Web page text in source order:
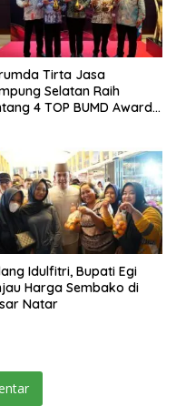
Tirta Jasa
Selatan Raih
4 TOP BUMD Awards
Idulfitri, Bupati Egi
Harga Sembako di
Natar